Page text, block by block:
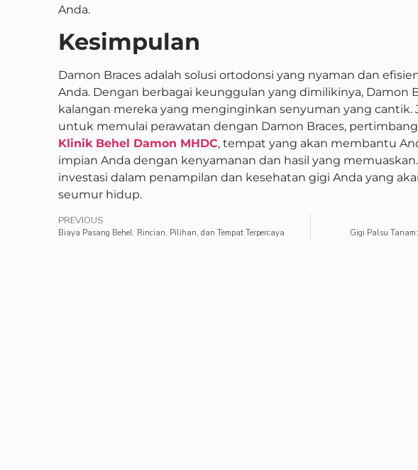
Anda.
Kesimpulan
Damon Braces adalah solusi ortodonsi yang nyaman dan
Anda. Dengan berbagai keunggulan yang dimilikinya, Damon
kalangan mereka yang menginginkan senyuman yang cantik.
untuk memulai perawatan dengan Damon Braces,
Klinik Behel Damon MHDC, tempat yang akan membantu
impian Anda dengan kenyamanan dan hasil yang
investasi dalam penampilan dan kesehatan gigi Anda yang
seumur hidup.
PREVIOUS
Biaya Pasang Behel: Rincian, Pilihan, dan Tempat Terpercaya Gigi Palsu